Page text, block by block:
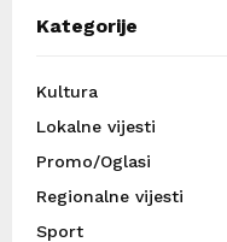
Kategorije
Kultura
Lokalne vijesti
Promo/Oglasi
Regionalne vijesti
Sport